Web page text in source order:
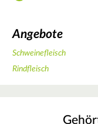
Angebote
Schweinefleisch
Rindfleisch